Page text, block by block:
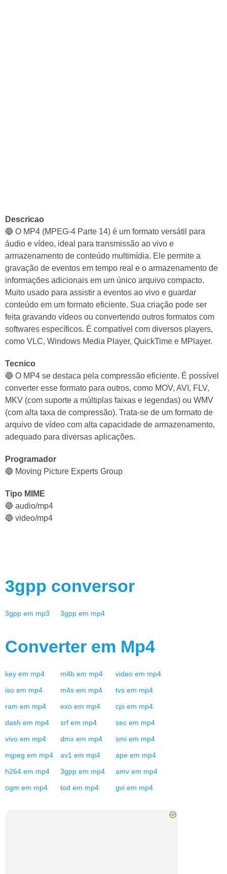
Descricao
🔵 O MP4 (MPEG-4 Parte 14) é um formato versátil para
áudio e vídeo, ideal para transmissão ao vivo e
armazenamento de conteúdo multimídia. Ele permite a
gravação de eventos em tempo real e o armazenamento de
informações adicionais em um único arquivo compacto.
Muito usado para assistir a eventos ao vivo e guardar
conteúdo em um formato eficiente. Sua criação pode ser
feita gravando vídeos ou convertendo outros formatos com
softwares específicos. É compatível com diversos players,
como VLC, Windows Media Player, QuickTime e MPlayer.
Tecnico
🔵 O MP4 se destaca pela compressão eficiente. É possível
converter esse formato para outros, como MOV, AVI, FLV,
MKV (com suporte a múltiplas faixas e legendas) ou WMV
(com alta taxa de compressão). Trata-se de um formato de
arquivo de vídeo com alta capacidade de armazenamento,
adequado para diversas aplicações.
Programador
🔵 Moving Picture Experts Group
Tipo MIME
🔵 audio/mp4
🔵 video/mp4
3gpp conversor
3gpp em mp3 3gpp em mp4
Converter em Mp4
key em mp4 m4b em mp4 video em mp4
iso em mp4 m4s em mp4 tvs em mp4
ram em mp4 exo em mp4 cpi em mp4
dash em mp4 srf em mp4 sec em mp4
vivo em mp4 dmx em mp4 smi em mp4
mjpeg em mp4 av1 em mp4 ape em mp4
h264 em mp4 3gpp em mp4 amv em mp4
ogm em mp4 tod em mp4 gvi em mp4